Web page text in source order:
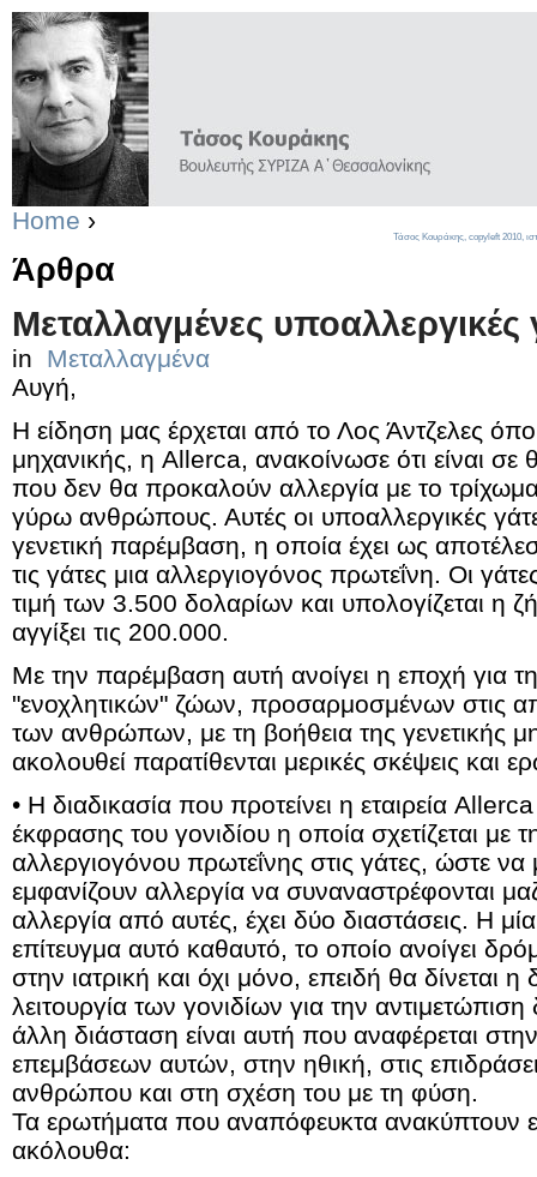
Home ›
Άρθρα
Μεταλλαγμένες υποαλλεργικές
in
Μεταλλαγμένα
Αυγή,
Η είδηση μας έρχεται από το Λος Άντζελες όπου
μηχανικής, η Allerca, ανακοίνωσε ότι είναι σε
που δεν θα προκαλούν αλλεργία με το
γύρω ανθρώπους. Αυτές οι υποαλλεργικές
γενετική παρέμβαση, η οποία έχει ως
τις γάτες μια αλλεργιογόνος πρωτεΐνη. Οι
τιμή των 3.500 δολαρίων και υπολογίζεται η
αγγίξει τις 200.000.
Με την παρέμβαση αυτή ανοίγει η εποχή για
"ενοχλητικών" ζώων, προσαρμοσμένων στις
των ανθρώπων, με τη βοήθεια της γενετικής
ακολουθεί παρατίθενται μερικές σκέψεις και
• Η διαδικασία που προτείνει η εταιρεία
έκφρασης του γονιδίου η οποία σχετίζεται
αλλεργιογόνου πρωτεΐνης στις γάτες, ώστε
εμφανίζουν αλλεργία να συναναστρέφονται
αλλεργία από αυτές, έχει δύο διαστάσεις. Η μία
επίτευγμα αυτό καθαυτό, το οποίο ανοίγει
στην ιατρική και όχι μόνο, επειδή θα δίνεται
λειτουργία των γονιδίων για την
άλλη διάσταση είναι αυτή που αναφέρεται
επεμβάσεων αυτών, στην ηθική, στις
ανθρώπου και στη σχέση του με τη φύση.
Τα ερωτήματα που αναπόφευκτα ανακύπτουν
ακόλουθα:
Τάσος Κουράκης, copyleft 2010,